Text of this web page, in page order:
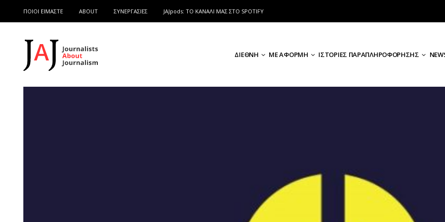
ΠΟΙΟΙ ΕΙΜΑΣΤΕ ABOUT ΣΥΝΕΡΓΑΣΙΕΣ JAJpods: TO ΚΑΝΑΛΙ ΜΑΣ ΣΤΟ SPOTIFY
ΔΙΕΘΝΗ ΜΕ ΑΦΟΡΜΗ ΙΣΤΟΡΙΕΣ ΠΑΡΑΠΛΗΡΟΦΟΡΗΣΗΣ